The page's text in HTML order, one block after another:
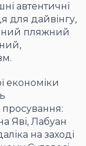
автентичні
для дайвінгу,
пляжний
економіки
Яві, Лабуан
на заході